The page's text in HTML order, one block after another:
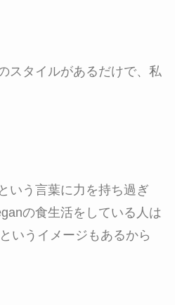
スタイルがあるだけで、私
いう言葉に力を持ち過ぎ
の食生活をしている人は
いうイメージもあるから